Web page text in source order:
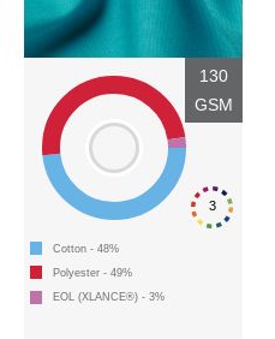
3
130
GSM
Cotton - 48%
Polyester - 49%
EOL (XLANCE®) - 3%